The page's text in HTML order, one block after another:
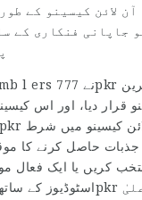
لائن کیسینو کے
حاصل کرنے کا